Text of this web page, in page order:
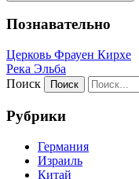
Познавательно
Церковь Фрауен Кирхе
Река Эльба
Поиск
Рубрики
Германия
Израиль
Китай